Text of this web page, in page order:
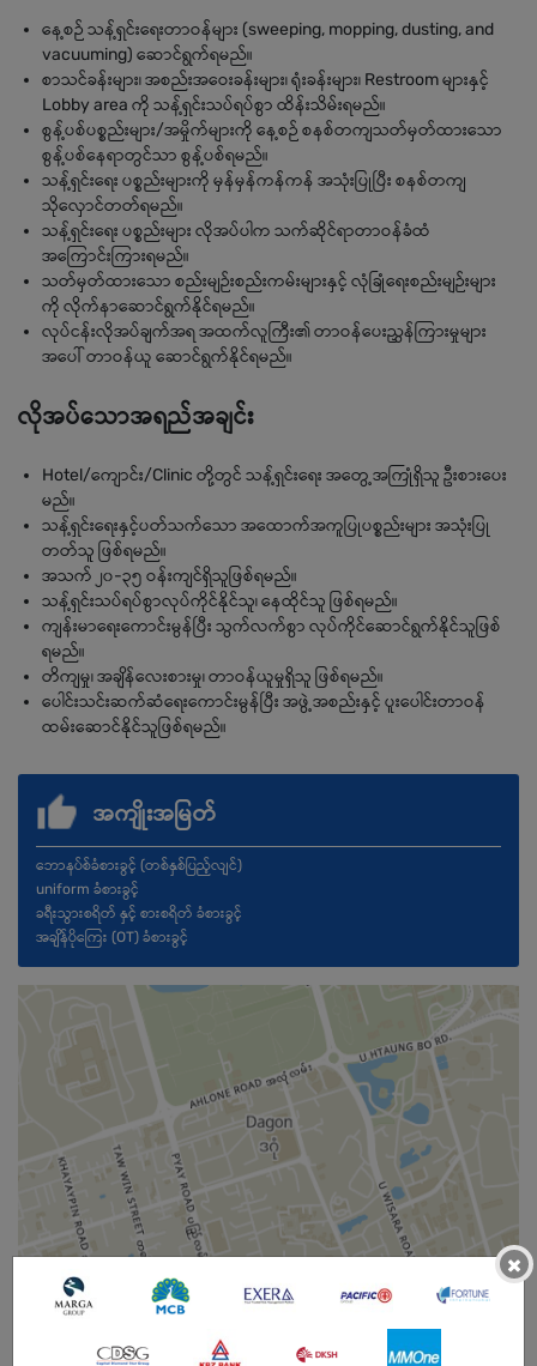
နေ့စဉ် သန့်ရှင်းရေးတာဝန်များ (sweeping, mopping, dusting, and
vacuuming) ဆောင်ရွက်ရမည်။
စာသင်ခန်းများ၊ အစည်းအဝေးခန်းများ၊ ရုံးခန်းများ၊ Restroom များနှင့်
Lobby area ကို သန့်ရှင်းသပ်ရပ်စွာ ထိန်းသိမ်းရမည်။
စွန့်ပစ်ပစ္စည်းများ/အမှိုက်များကို နေ့စဉ် စနစ်တကျသတ်မှတ်ထားသော
စွန့်ပစ်နေရာတွင်သာ စွန့်ပစ်ရမည်။
သန့်ရှင်းရေး ပစ္စည်းများကို မှန်မှန်ကန်ကန် အသုံးပြုပြီး စနစ်တကျ
သိုလှောင်တတ်ရမည်။
သန့်ရှင်းရေး ပစ္စည်းများ လိုအပ်ပါက သက်ဆိုင်ရာတာဝန်ခံထံ
အကြောင်းကြားရမည်။
သတ်မှတ်ထားသော စည်းမျဉ်းစည်းကမ်းများနှင့် လုံခြုံရေးစည်းမျဉ်းများ
ကို လိုက်နာဆောင်ရွက်နိုင်ရမည်။
လုပ်ငန်းလိုအပ်ချက်အရ အထက်လူကြီး၏ တာဝန်ပေးညွှန်ကြားမှုများ
အပေါ် တာဝန်ယူ ဆောင်ရွက်နိုင်ရမည်။
လိုအပ်သောအရည်အချင်း
Hotel/ကျောင်း/Clinic တို့တွင် သန့်ရှင်းရေး အတွေ့အကြုံရှိသူ ဦးစားပေး
မည်။
သန့်ရှင်းရေးနှင့်ပတ်သက်သော အထောက်အကူပြုပစ္စည်းများ အသုံးပြု
တတ်သူ ဖြစ်ရမည်။
အသက် ၂၀-၃၅ ဝန်းကျင်ရှိသူဖြစ်ရမည်။
သန့်ရှင်းသပ်ရပ်စွာလုပ်ကိုင်နိုင်သူ၊ နေထိုင်သူ ဖြစ်ရမည်။
ကျန်းမာရေးကောင်းမွန်ပြီး သွက်လက်စွာ လုပ်ကိုင်ဆောင်ရွက်နိုင်သူဖြစ်
ရမည်။
တိကျမှု၊ အချိန်လေးစားမှု၊ တာဝန်ယူမှုရှိသူ ဖြစ်ရမည်။
ပေါင်းသင်းဆက်ဆံရေးကောင်းမွန်ပြီး အဖွဲ့အစည်းနှင့် ပူးပေါင်းတာဝန်
ထမ်းဆောင်နိုင်သူဖြစ်ရမည်။
အကျိုးအမြတ်
ဘောနပ်စ်ခံစားခွင့် (တစ်နှစ်ပြည့်လျင်)
uniform ခံစားခွင့်
ခရီးသွားစရိတ် နှင့် စားစရိတ် ခံစားခွင့်
အချိန်ပိုကြေး (OT) ခံစားခွင့်
အခွင့်အရေးရှိသူ :
×